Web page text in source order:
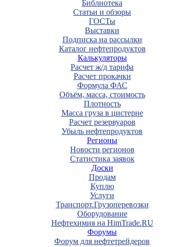
Библиотека
Статьи и обзоры
ГОСТы
Выставки
Подписка на рассылки
Каталог нефтепродуктов
Калькуляторы
Расчет ж/д тарифа
Расчет прокачки
Формула ФАС
Объём, масса, стоимость
Плотность
Масса груза в цистерне
Расчет резервуаров
Убыль нефтепродуктов
Регионы
Новости регионов
Статистика заявок
Доски
Продам
Куплю
Услуги
Транспорт.Грузоперевозки
Оборудование
Нефтехимия на HimTrade.RU
Форумы
Форум для нефтетрейдеров